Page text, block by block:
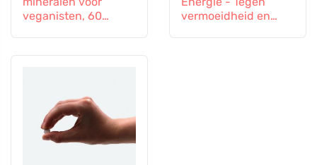
veganisten, 60
vermoeidheid en